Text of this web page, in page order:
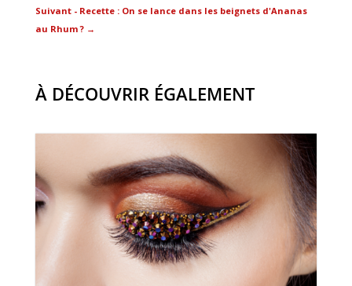
Suivant - Recette : On se lance dans les beignets d'Ananas
au Rhum ?→
À DÉCOUVRIR ÉGALEMENT